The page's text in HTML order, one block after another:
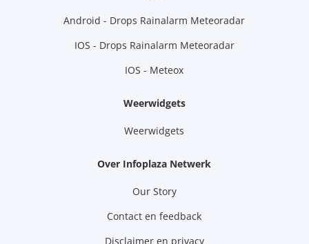
Android - Drops Rainalarm Meteoradar
IOS - Drops Rainalarm Meteoradar
IOS - Meteox
Weerwidgets
Weerwidgets
Over Infoplaza Netwerk
Our Story
Contact en feedback
Disclaimer en privacy